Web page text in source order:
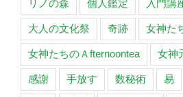
リノの森 個人鑑定 入門講
大人の文化祭 奇跡 女神た
女神たちのＡfternoontea 女神
感謝 手放す 数秘術 易